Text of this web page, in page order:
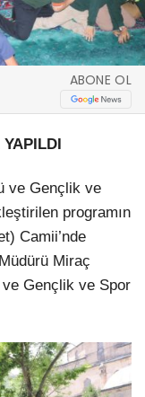
ABONE OL
ve Gençlik ve
programın
Camii’nde
Miraç
Gençlik ve Spor